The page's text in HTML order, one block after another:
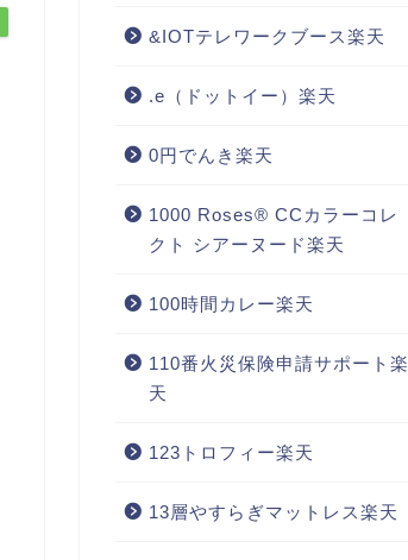
&IOTテレワークブース楽天
.e（ドットイー）楽天
0円でんき楽天
1000 Roses® CCカラーコレ
クト シアーヌード楽天
100時間カレー楽天
110番火災保険申請サポート楽
天
123トロフィー楽天
13層やすらぎマットレス楽天